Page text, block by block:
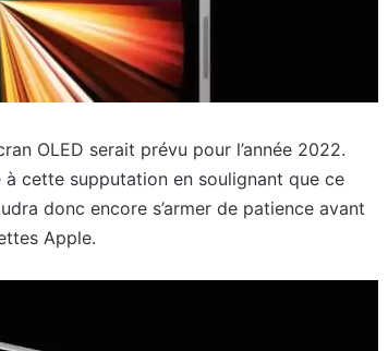
OLED serait prévu pour l’année 2022.
à cette supputation en soulignant que ce
donc encore s’armer de patience avant
Apple.